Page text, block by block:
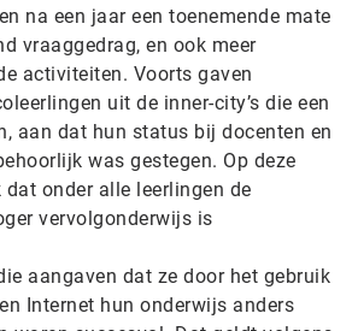
na een jaar een toenemende mate
vraaggedrag, en ook meer
activiteiten. Voorts gaven
uit de inner-city’s die een
aan dat hun status bij docenten en
was gestegen. Op deze
onder alle leerlingen de
vervolgonderwijs is
aangaven dat ze door het gebruik
Internet hun onderwijs anders